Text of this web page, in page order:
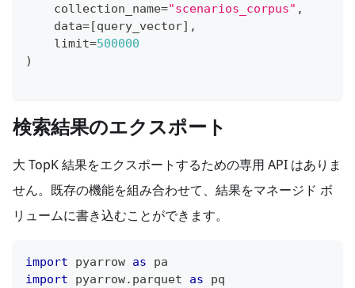
    collection_name
="scenarios_corpus" ,
    data
= [query_vector] ,
    limit
=500000
)
検索結果のエクスポート
大 TopK 結果をエクスポートするための専用 API はありま
せん。既存の機能を組み合わせて、結果をマネージド ボ
リュームに書き込むことができます。
import pyarrow as pa
import pyarrow. parquet as pq